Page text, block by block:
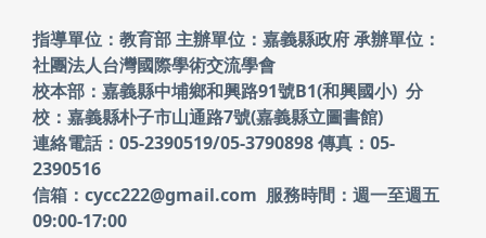
頁尾區域內容
指導單位：教育部 主辦單位：嘉義縣政府承辦單位：
社團法人台灣國際學術交流學會
校本部：嘉義縣中埔鄉和興路91號B1(和興國小) 分
校：嘉義縣朴子市山通路7號(嘉義縣立圖書館)
連絡電話：05-2390519/05-3790898 傳真：05-
2390516
信箱：cycc222@gmail.com 服務時間：週一至週五
09:00-17:00